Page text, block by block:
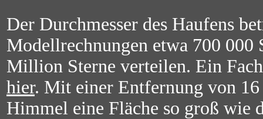
Der Durchmesser des Haufens
Modellrechnungen etwa 700 000
Million Sterne verteilen. Ein
hier. Mit einer Entfernung von
Himmel eine Fläche so groß wie